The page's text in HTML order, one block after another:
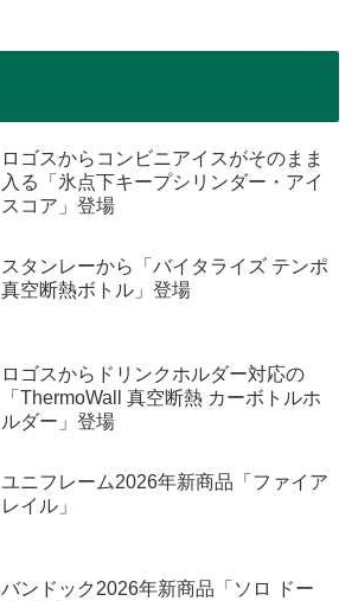
ロゴスからコンビニアイスがそのまま
入る「氷点下キープシリンダー・アイ
スコア」登場
スタンレーから「バイタライズ テンポ
真空断熱ボトル」登場
ロゴスからドリンクホルダー対応の
「ThermoWall 真空断熱 カーボトルホ
ルダー」登場
ユニフレーム2026年新商品「ファイア
レイル」
バンドック2026年新商品「ソロ ドー